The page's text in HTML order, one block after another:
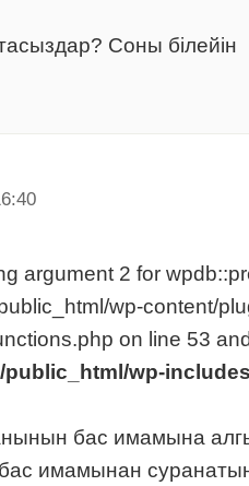
Соны білейін
argument 2 for
wp-content/
on line 53
public_html/wp-
бас имамына
имамынан